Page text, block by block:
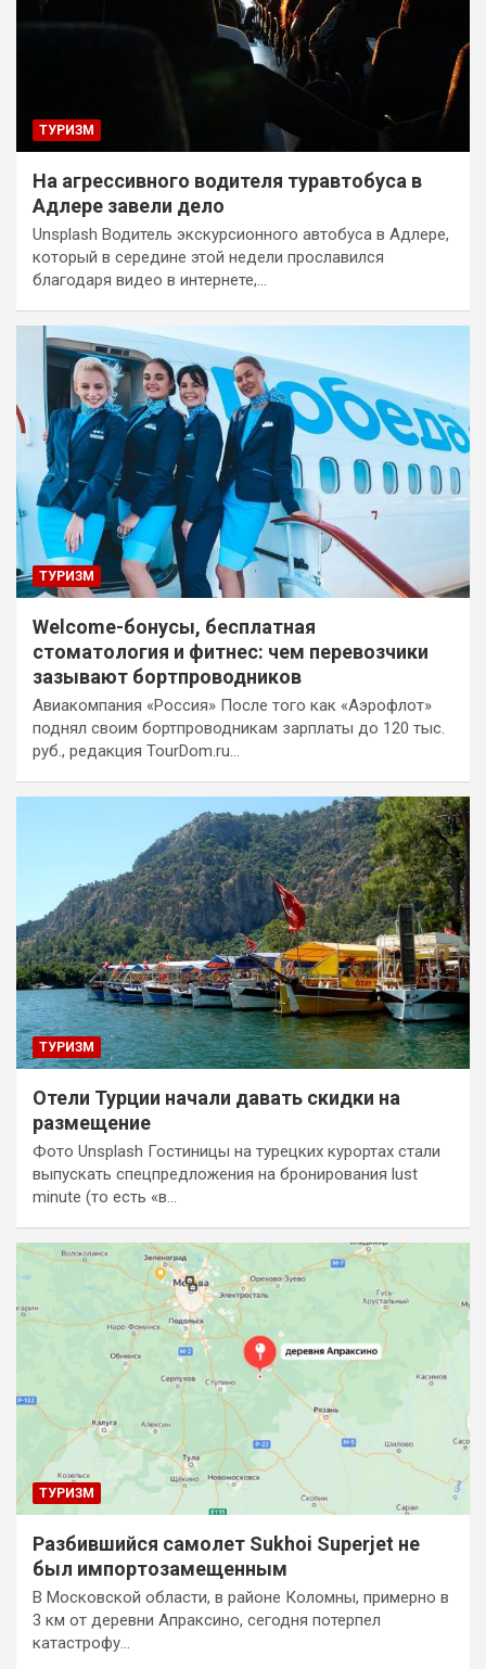
ТУРИЗМ
На агрессивного водителя туравтобуса в
Адлере завели дело
Unsplash Водитель экскурсионного автобуса в Адлере,
который в середине этой недели прославился
благодаря видео в интернете,…
ТУРИЗМ
Welcome-бонусы, бесплатная
стоматология и фитнес: чем перевозчики
зазывают бортпроводников
Авиакомпания «Россия» После того как «Аэрофлот»
поднял своим бортпроводникам зарплаты до 120 тыс.
руб., редакция TourDom.ru…
ТУРИЗМ
Отели Турции начали давать скидки на
размещение
Фото Unsplash Гостиницы на турецких курортах стали
выпускать спецпредложения на бронирования lust
minute (то есть «в…
ТУРИЗМ
Разбившийся самолет Sukhoi Superjet не
был импортозамещенным
В Московской области, в районе Коломны, примерно в
3 км от деревни Апраксино, сегодня потерпел
катастрофу…